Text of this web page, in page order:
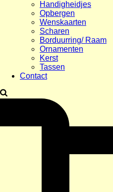
Handigheidjes
Opbergen
Wenskaarten
Scharen
Borduurring/ Raam
Ornamenten
Kerst
Tassen
Contact